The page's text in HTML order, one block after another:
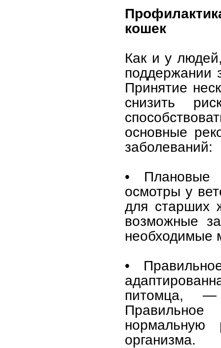
кошек
Как и у
поддержании
Принятие
снизить
основные
заболеваний:
• Плановые
осмотры у
для старших
возможные
необходимые
•
питомца, —
Правильное
организма.